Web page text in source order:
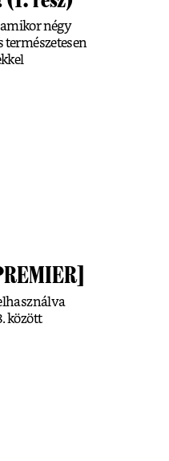
amikor négy
természetesen
között